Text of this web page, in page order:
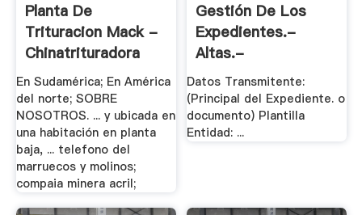
Planta De
Trituracion Mack -
Chinatrituradora
En Sudamérica; En América
del norte; SOBRE
NOSOTROS. ... y ubicada en
una habitación en planta
baja, ... telefono del
marruecos y molinos;
compaia minera acril;
Gestión De Los
Expedientes.-
Altas.-
Datos Transmitente:
(Principal del Expediente. o
documento) Plantilla
Entidad: ...